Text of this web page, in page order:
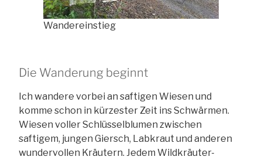
Wandereinstieg
Die Wanderung beginnt
Ich wandere vorbei an saftigen Wiesen und
komme schon in kürzester Zeit ins Schwärmen.
Wiesen voller Schlüsselblumen zwischen
saftigem, jungen Giersch, Labkraut und anderen
wundervollen Kräutern. Jedem Wildkräuter-